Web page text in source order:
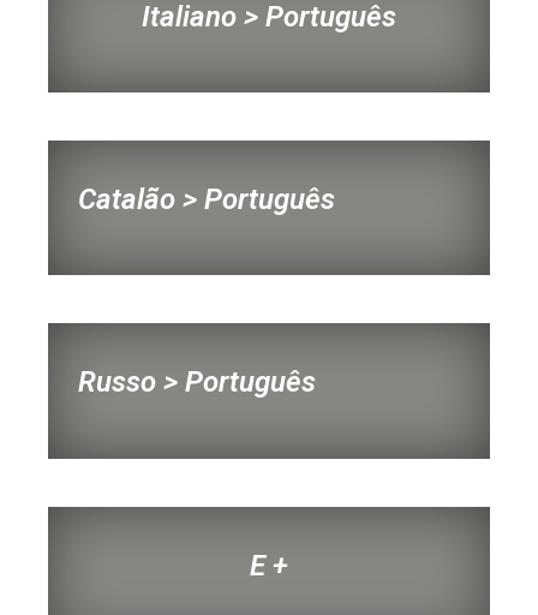
Italiano > Português
Catalão > Português
Russo > Português
E +